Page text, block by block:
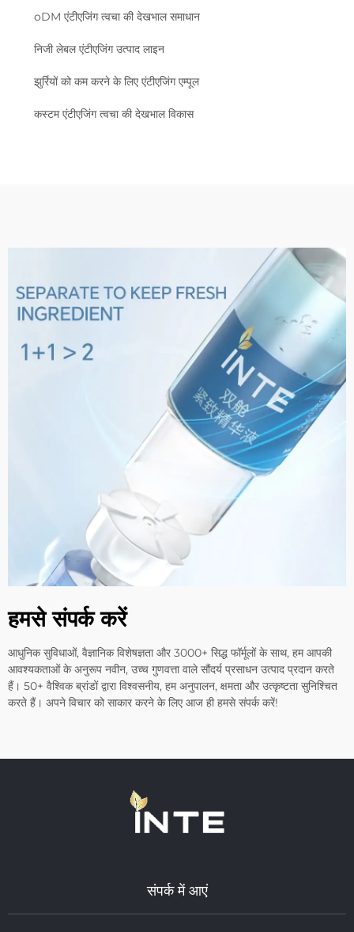
oDM एंटीएजिंग त्वचा की देखभाल समाधान
निजी लेबल एंटीएजिंग उत्पाद लाइन
झुर्रियों को कम करने के लिए एंटीएजिंग एम्पूल
कस्टम एंटीएजिंग त्वचा की देखभाल विकास
हमसे संपर्क करें
आधुनिक सुविधाओं, वैज्ञानिक विशेषज्ञता और 3000+ सिद्ध फॉर्मूलों के साथ, हम आपकी
आवश्यकताओं के अनुरूप नवीन, उच्च गुणवत्ता वाले सौंदर्य प्रसाधन उत्पाद प्रदान करते
हैं। 50+ वैश्विक ब्रांडों द्वारा विश्वसनीय, हम अनुपालन, क्षमता और उत्कृष्टता सुनिश्चित
करते हैं। अपने विचार को साकार करने के लिए आज ही हमसे संपर्क करें!
संपर्क में आएं